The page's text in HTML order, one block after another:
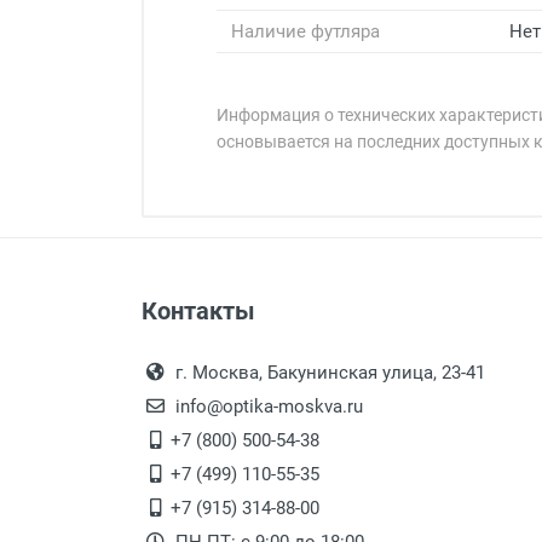
Наличие футляра
Нет
Информация о технических
основывается на последних доступных
РЦ:
Длина дужки:
Ширина линзы:
Высота линзы:
Ширина мостика:
Тип оправы:
Перечисление средств на
Перевод денег на карту Сбербанка.
Выдаем товар в рабочие
После того, как заказ
Для получения товара при
Заказ необходимо
дополнительных расходов за
Доставка по Москве
Контакты
г. Москва, Бакунинская улица, 23-41
info@optika-moskva.ru
+7 (800) 500-54-38
+7 (499) 110-55-35
+7 (915) 314-88-00